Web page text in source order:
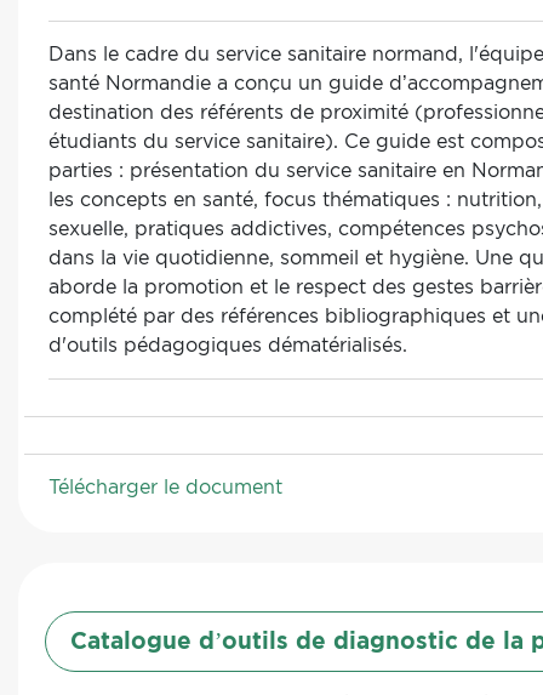
Dans le cadre du service sanitaire normand,
santé Normandie a conçu un guide
destination des référents de proximité
étudiants du service sanitaire). Ce guide est
parties : présentation du service sanitaire en
les concepts en santé, focus thématiques :
sexuelle, pratiques addictives, compétences
dans la vie quotidienne, sommeil et hygiène. Une
aborde la promotion et le respect des gestes
complété par des références bibliographiques et
d'outils pédagogiques dématérialisés.
Télécharger le document
Catalogue d’outils de diagnostic de la